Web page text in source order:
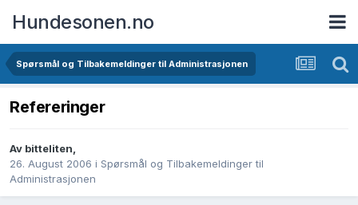
Hundesonen.no
Spørsmål og Tilbakemeldinger til Administrasjonen
Refereringer
Av bitteliten,
26. August 2006 i Spørsmål og Tilbakemeldinger til
Administrasjonen